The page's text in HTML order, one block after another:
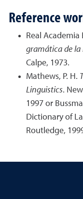
Reference
Real Academia
gramática de la
Calpe, 1973.
Mathews, P. H.
Linguistics.
1997 or
Dictionary of
Routledge,